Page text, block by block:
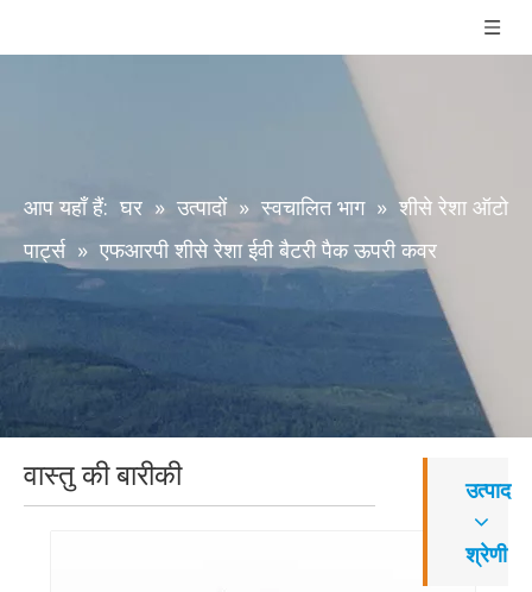
आप यहाँ हैं: घर » उत्पादों » स्वचालित भाग » शीसे रेशा ऑटो
पार्ट्स » एफआरपी शीसे रेशा ईवी बैटरी पैक ऊपरी कवर
वास्तु की बारीकी उत्पाद
श्रेणी